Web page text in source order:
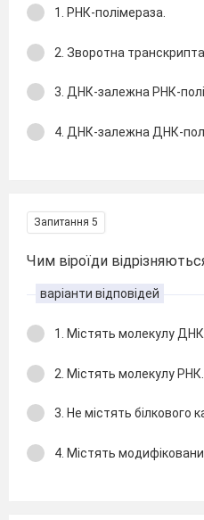
1. РНК-полімераза.
2. Зворотна
3. ДНК-залежна РНК-
4. ДНК-залежна ДНК-
Запитання 5
Чим віроїди
варіанти відповідей
1. Містять молекулу ДНК.
2. Містять молекулу РНК.
3. Не містять білкового
4. Містять